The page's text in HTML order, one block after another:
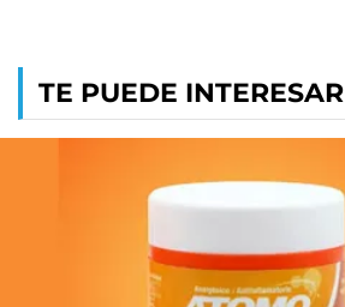
TE PUEDE INTERESAR